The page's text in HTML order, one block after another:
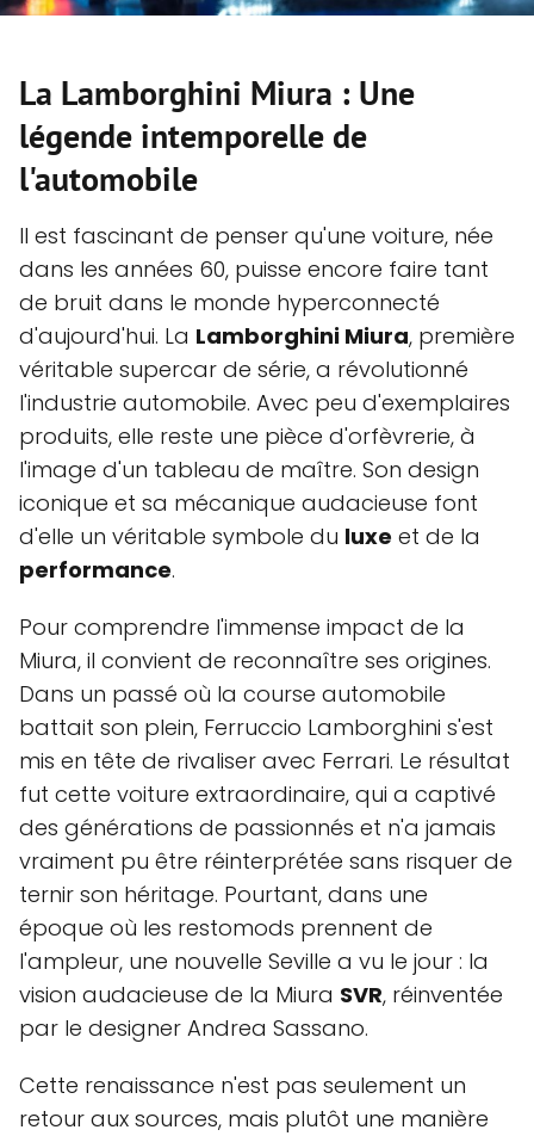
La Lamborghini Miura : Une
légende intemporelle de
l'automobile
Il est fascinant de penser qu'une voiture, née
dans les années 60, puisse encore faire tant
de bruit dans le monde hyperconnecté
d'aujourd'hui. La Lamborghini Miura, première
véritable supercar de série, a révolutionné
l'industrie automobile. Avec peu d'exemplaires
produits, elle reste une pièce d'orfèvrerie, à
l'image d'un tableau de maître. Son design
iconique et sa mécanique audacieuse font
d'elle un véritable symbole du luxe et de la
performance.
Pour comprendre l'immense impact de la
Miura, il convient de reconnaître ses origines.
Dans un passé où la course automobile
battait son plein, Ferruccio Lamborghini s'est
mis en tête de rivaliser avec Ferrari. Le résultat
fut cette voiture extraordinaire, qui a captivé
des générations de passionnés et n'a jamais
vraiment pu être réinterprétée sans risquer de
ternir son héritage. Pourtant, dans une
époque où les restomods prennent de
l'ampleur, une nouvelle Seville a vu le jour : la
vision audacieuse de la Miura SVR, réinventée
par le designer Andrea Sassano.
Cette renaissance n'est pas seulement un
retour aux sources, mais plutôt une manière